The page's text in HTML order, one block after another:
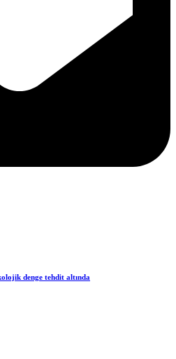
denge tehdit altında